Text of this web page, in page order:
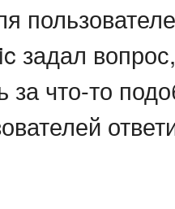
задал
за что-то